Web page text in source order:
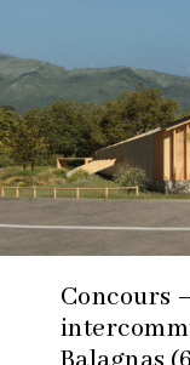
Concours